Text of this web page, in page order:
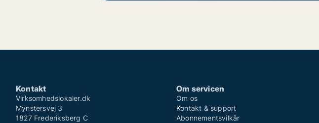
Kontakt
Virksomhedslokaler.dk
Mynstersvej 3
1827 Frederiksberg C
Om servicen
Om os
Kontakt & support
Abonnementsvilkår